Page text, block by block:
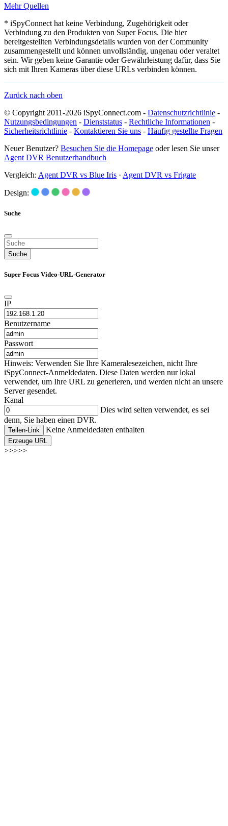
Mehr Quellen
* iSpyConnect hat keine Verbindung, Zugehörigkeit oder
Verbindung zu den Produkten von Super Focus. Die hier
bereitgestellten Verbindungsdetails wurden von der Community
zusammengestellt und können unvollständig, ungenau oder veraltet
sein. Wir geben keine Garantie oder Gewährleistung dafür, dass Sie
sich mit Ihren Kameras über diese URLs verbinden können.
Zurück nach oben
© Copyright 2011-2026 iSpyConnect.com - Datenschutzrichtlinie -
Nutzungsbedingungen - Dienststatus - Rechtliche Informationen -
Sicherheitsrichtlinie - Kontaktieren Sie uns - Häufig gestellte Fragen
Neuer Benutzer? Besuchen Sie die Homepage oder lesen Sie unser
Agent DVR Benutzerhandbuch
Vergleich: Agent DVR vs Blue Iris · Agent DVR vs Frigate
Design:
Suche
Suche
Super Focus Video-URL-Generator
IP
Benutzername
Passwort
Hinweis: Verwenden Sie Ihre Kameralesezeichen, nicht Ihre
iSpyConnect-Anmeldedaten. Diese Daten werden nur lokal
verwendet, um Ihre URL zu generieren, und werden nicht an unsere
Server gesendet.
Kanal
Dies wird selten verwendet, es sei
denn, Sie haben einen DVR.
Teilen-Link Keine Anmeldedaten enthalten
Erzeuge URL
>>>>>